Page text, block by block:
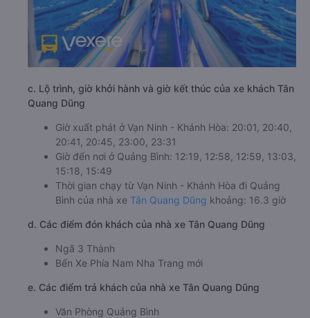
c. Lộ trình, giờ khởi hành và giờ kết thúc của xe khách Tân
Quang Dũng
Giờ xuất phát ở Vạn Ninh - Khánh Hòa: 20:01, 20:40,
20:41, 20:45, 23:00, 23:31
Giờ đến nơi ở Quảng Bình: 12:19, 12:58, 12:59, 13:03,
15:18, 15:49
Thời gian chạy từ Vạn Ninh - Khánh Hòa đi Quảng
Bình của nhà xe Tân Quang Dũng khoảng: 16.3 giờ
d. Các điểm đón khách của nhà xe Tân Quang Dũng
Ngã 3 Thành
Bến Xe Phía Nam Nha Trang mới
e. Các điểm trả khách của nhà xe Tân Quang Dũng
Văn Phòng Quảng Bình